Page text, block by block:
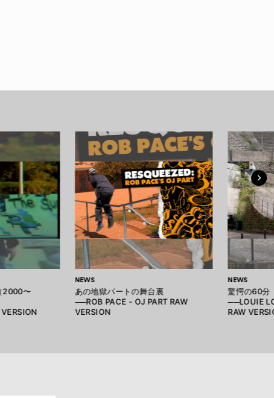
2000〜
NEWS
あの地獄パートの舞台裏
──ROB PACE - OJ PART RAW
VERSION
NEWS
驚愕の60分
──LOUIE
RAW